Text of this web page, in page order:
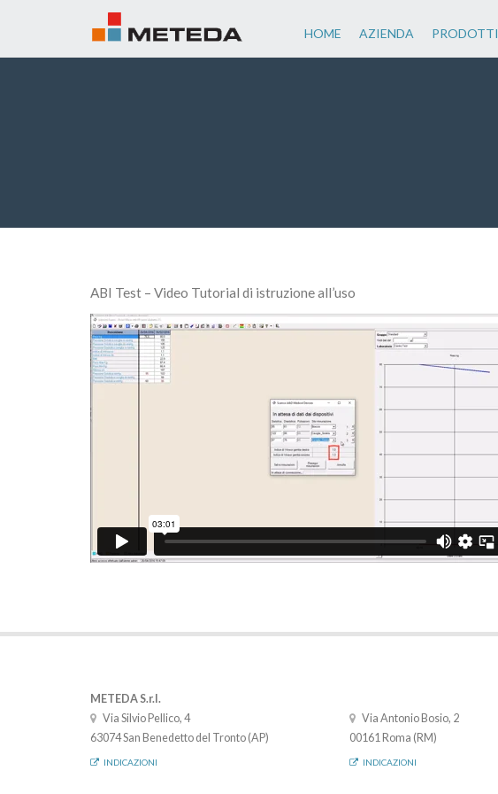
HOME AZIENDA PRODOTTI
ABI Test – Video Tutorial di istruzione all’uso
METEDA S.r.l.
Via Silvio Pellico, 4
63074 San Benedetto del Tronto (AP)
INDICAZIONI
Via Antonio Bosio, 2
00161 Roma (RM)
INDICAZIONI